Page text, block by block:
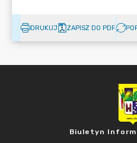
DRUKUJ ZAPISZ DO PDF
Biuletyn